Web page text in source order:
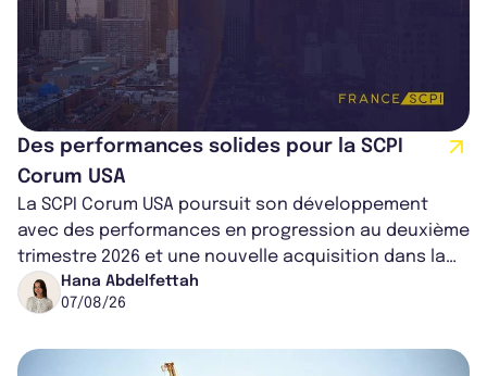
Des performances solides pour la SCPI
Corum USA
La SCPI Corum USA poursuit son développement
avec des performances en progression au deuxième
trimestre 2026 et une nouvelle acquisition dans la
région de Chicago. Entre hausse de...
Hana Abdelfettah
07/08/26